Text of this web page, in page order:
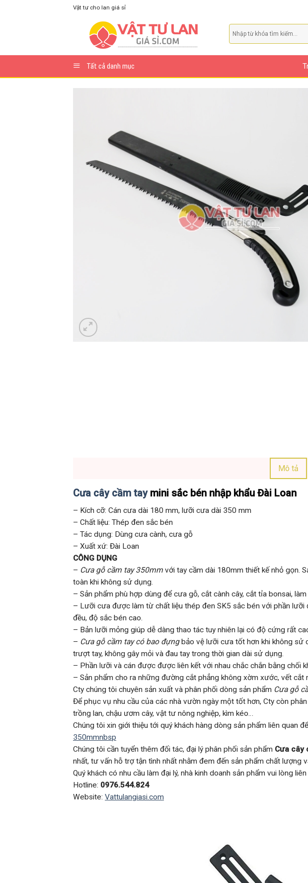
Vật tư cho lan giá sỉ
Tất cả danh mục
Mô tả
Cưa cây cầm taymini sắc bén nhập khẩu Đài Loan
– Kích cỡ: Cán cưa dài 180 mm, lưỡi cưa dài 350 mm
– Chất liệu: Thép đen sắc bén
– Tác dụng: Dùng cưa cành, cưa gỗ
– Xuất xứ: Đài Loan
CÔNG DỤNG
– Cưa gỗ cầm tay 350mm với tay cầm dài 180mm thiết kế nhỏ gọn.
toàn khi không sử dụng.
– Sản phẩm phù hợp dùng để cưa gỗ, cắt cành cây, cắt tỉa bonsai,
– Lưỡi cưa được làm từ chất liệu thép đen SK5 sắc bén với phần
đều, độ sắc bén cao.
– Bản lưỡi mỏng giúp dễ dàng thao tác tuy nhiên lại có độ cứng rất
– Cưa gỗ cầm tay có bao đựngbảo vệ lưỡi cưa tốt hơn khi không sử
trượt tay, không gây mỏi và đau tay trong thời gian dài sử dụng.
– Phần lưỡi và cán được được liên kết với nhau chắc chắn bằng chối
– Sản phẩm cho ra những đường cắt phẳng không xờm xước, vết
Cty chúng tôi chuyên sản xuất và phân phối dòng sản phẩm Cưa gỗ
Để phục vụ nhu cầu của các nhà vườn ngày một tốt hơn, Cty còn
trồng lan, chậu ươm cây, vật tư nông nghiệp, kìm kéo…
Chúng tôi xin giới thiệu tới quý khách hàng dòng sản phẩm liên quan
350mmnbsp
Chúng tôi cần tuyển thêm đối tác, đại lý phân phối sản phẩm Cưa cây
nhất, tư vấn hỗ trợ tận tình nhất nhằm đem đến sản phẩm chất lượng
Quý khách có nhu cầu làm đại lý, nhà kinh doanh sản phẩm vui lòng liên
Hotline: 0976.544.824
Website: Vattulangiasi.com